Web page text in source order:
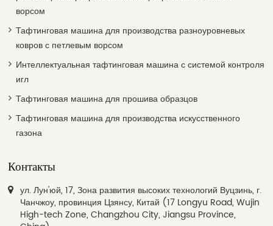
ворсом
Тафтинговая машина для производства разноуровневых
ковров с петлевым ворсом
Интеллектуальная тафтинговая машина с системой контроля
игл
Тафтинговая машина для прошива образцов
Тафтинговая машина для производства искусственного
газона
Контакты
ул. Лун'юй, 17, Зона развития высоких технологий Вуцзинь, г.
Чанчжоу, провинция Цзянсу, Китай (17 Longyu Road, Wujin
High-tech Zone, Changzhou City, Jiangsu Province,